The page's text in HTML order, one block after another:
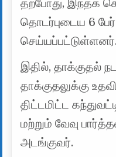
தற்போது, இந்தக்
தொடர்புடைய 6
செய்யப்பட்டுள்ளனர்.
இதில், தாக்குதல்
தாக்குதலுக்கு
திட்டமிட்ட
மற்றும் வேவு
அடங்குவர்.